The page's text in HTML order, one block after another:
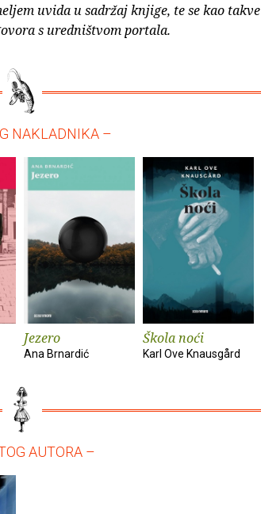
uvida u sadržaj knjige, te se kao takve
s uredništvom portala.
NAKLADNIKA –
Jezero
Ana Brnardić
Škola noći
Karl Ove Knausgård
AUTORA –